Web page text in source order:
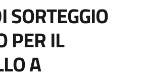
SORTEGGIO
PER IL
A